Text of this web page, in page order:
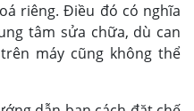
riêng. Điều đó có nghĩa
tâm sửa chữa, dù can
máy cũng không thể